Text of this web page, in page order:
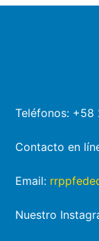
Teléfonos: +58
Contacto en
Email:
Nuestro